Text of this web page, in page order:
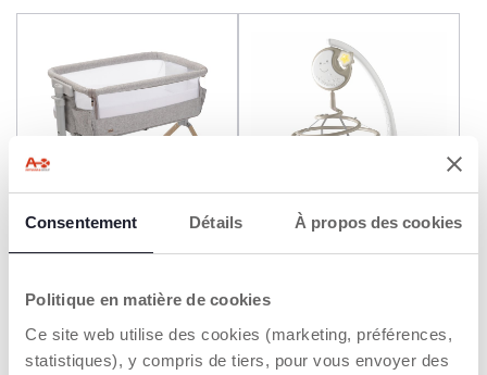
Consentement Détails À propos des cookies
Politique en matière de cookies
Ce site web utilise des cookies (marketing, préférences,
statistiques), y compris de tiers, pour vous envoyer des
209,99 €
AJOUTER AJOUTER